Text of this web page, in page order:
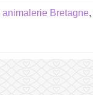
animalerie Bretagne,